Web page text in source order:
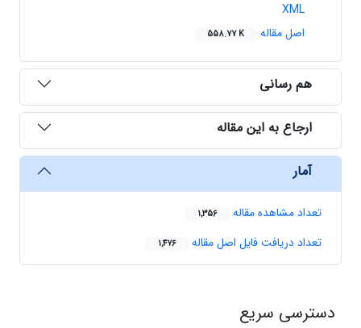
XML
اصل مقاله
558.77 K
هم رسانی
ارجاع به این مقاله
آمار
تعداد مشاهده مقاله 1,356
تعداد دریافت فایل اصل مقاله 1,476
دسترسی سریع